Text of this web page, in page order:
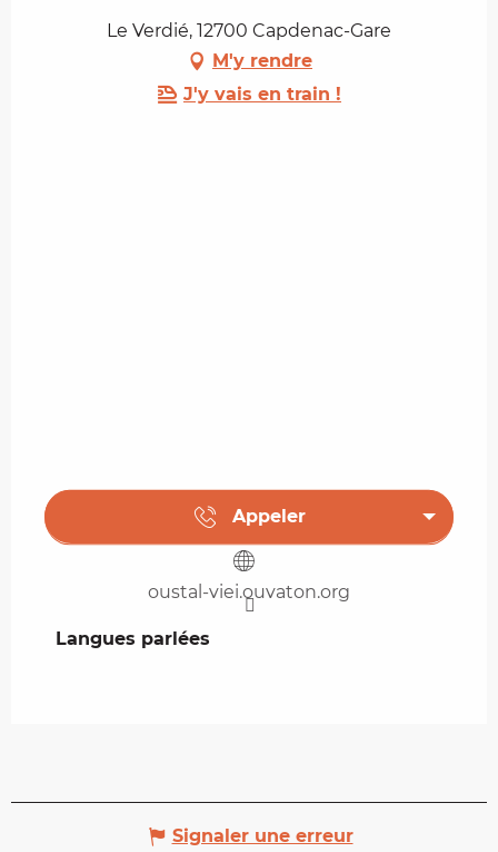
Le Verdié, 12700 Capdenac-Gare
M'y rendre
J'y vais en train !
Appeler
oustal-viei.ouvaton.org
Langues parlées
Langues parlées
Signaler une erreur